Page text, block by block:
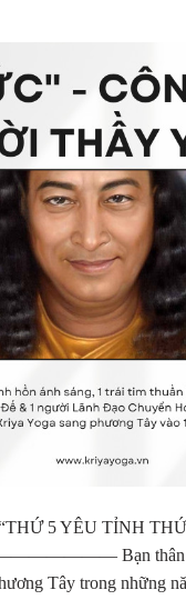
5 YÊU TỈNH
thân mến, Một
Tây trong những